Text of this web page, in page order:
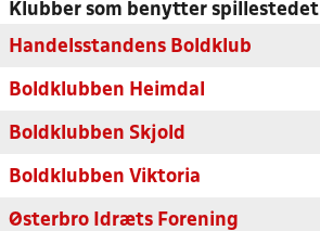
Klubber som benytter spillestedet
Handelsstandens Boldklub
Boldklubben Heimdal
Boldklubben Skjold
Boldklubben Viktoria
Østerbro Idræts Forening